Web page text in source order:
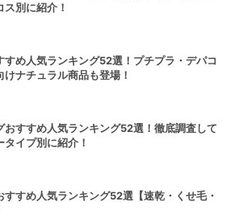
ス別に紹介！
すめ人気ランキング52選！プチプラ・デパコ
けナチュラル商品も登場！
おすすめ人気ランキング52選！徹底調査して
タイプ別に紹介！
すすめ人気ランキング52選【速乾・くせ毛・